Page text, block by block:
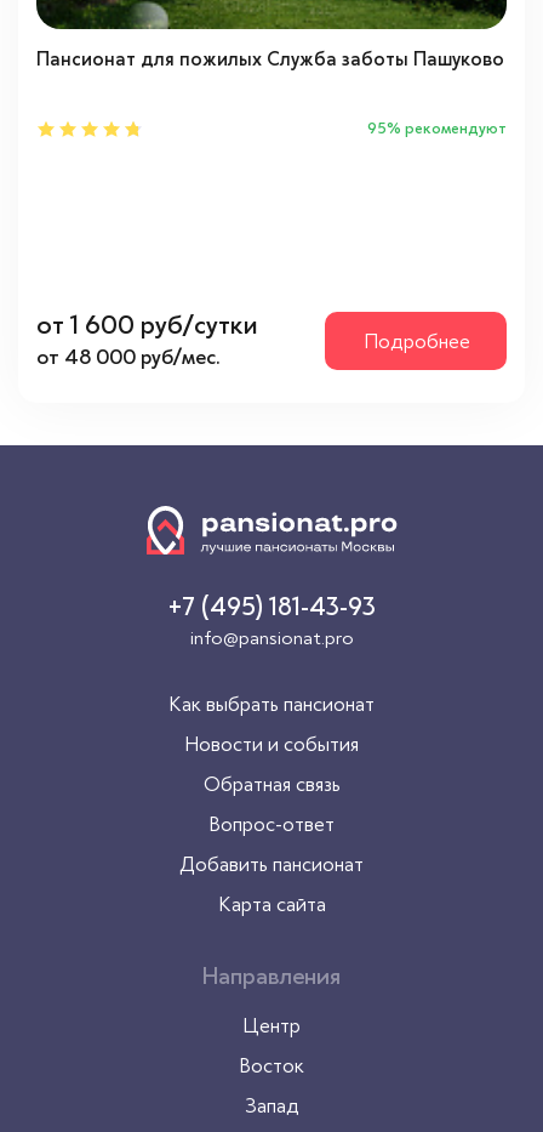
Пансионат для пожилых Служба заботы Пашуково
95% рекомендуют
от 1 600 руб/сутки
от 48 000 руб/мес.
Подробнее
+7 (495) 181-43-93
info@pansionat.pro
Как выбрать пансионат
Новости и события
Обратная связь
Вопрос-ответ
Добавить пансионат
Карта сайта
Направления
Центр
Восток
Запад